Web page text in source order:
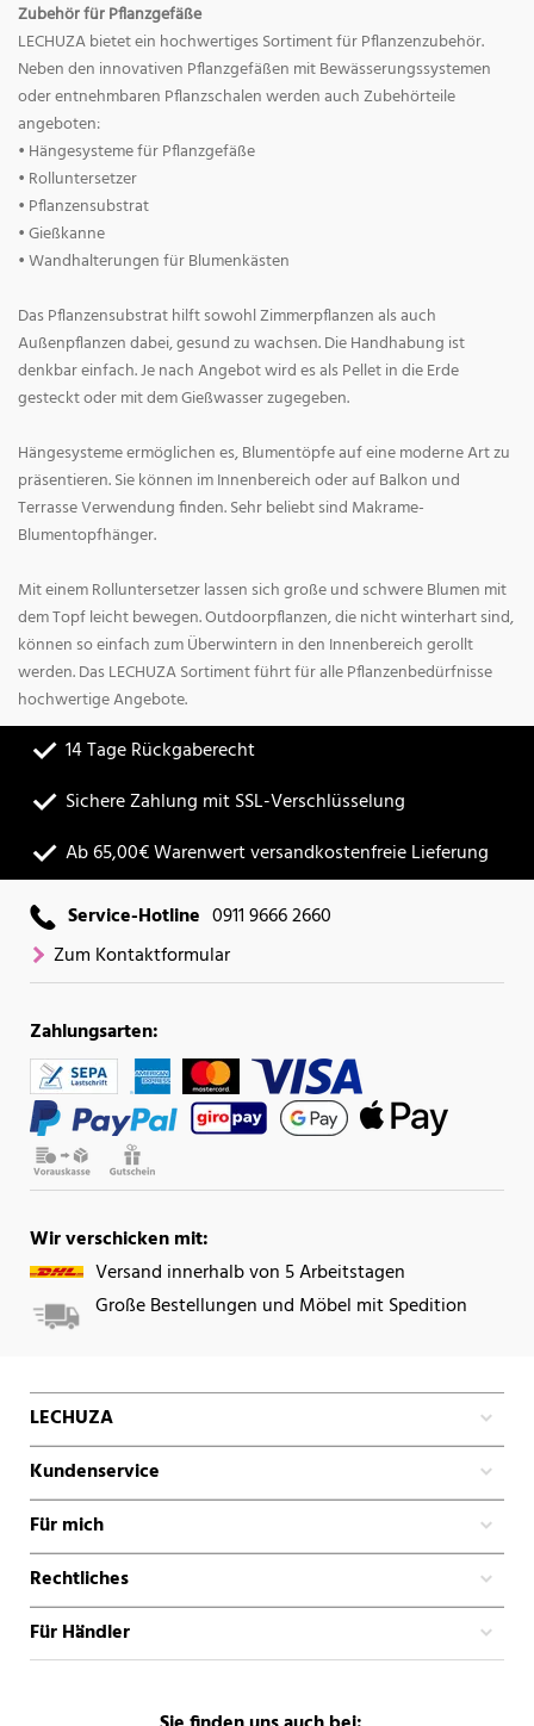
Zubehör für Pflanzgefäße
LECHUZA bietet ein hochwertiges Sortiment für Pflanzenzubehör.
Neben den innovativen Pflanzgefäßen mit Bewässerungssystemen
oder entnehmbaren Pflanzschalen werden auch Zubehörteile
angeboten:
• Hängesysteme für Pflanzgefäße
• Rolluntersetzer
• Pflanzensubstrat
• Gießkanne
• Wandhalterungen für Blumenkästen
Das Pflanzensubstrat hilft sowohl Zimmerpflanzen als auch
Außenpflanzen dabei, gesund zu wachsen. Die Handhabung ist
denkbar einfach. Je nach Angebot wird es als Pellet in die Erde
gesteckt oder mit dem Gießwasser zugegeben.
Hängesysteme ermöglichen es, Blumentöpfe auf eine moderne Art zu
präsentieren. Sie können im Innenbereich oder auf Balkon und
Terrasse Verwendung finden. Sehr beliebt sind Makrame-
Blumentopfhänger.
Mit einem Rolluntersetzer lassen sich große und schwere Blumen mit
dem Topf leicht bewegen. Outdoorpflanzen, die nicht winterhart sind,
können so einfach zum Überwintern in den Innenbereich gerollt
werden. Das LECHUZA Sortiment führt für alle Pflanzenbedürfnisse
hochwertige Angebote.
14 Tage Rückgaberecht
Sichere Zahlung mit SSL-Verschlüsselung
Ab 65,00€ Warenwert versandkostenfreie Lieferung
Service-Hotline 0911 9666 2660
Zum Kontaktformular
Zahlungsarten:
Wir verschicken mit:
Versand innerhalb von 5 Arbeitstagen
Große Bestellungen und Möbel mit Spedition
LECHUZA
Kundenservice
Für mich
Rechtliches
Für Händler